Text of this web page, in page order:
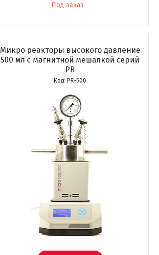
Под заказ
Микро реакторы высокого давление
500 мл с магнитной мешалкой серий
PR
PR-500